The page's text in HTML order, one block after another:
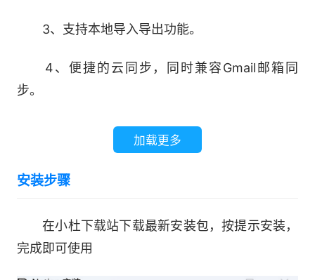
3、支持本地导入导出功能。
4、便捷的云同步，同时兼容Gmail邮箱同
步。
5、在笔记中添加提醒功能。
索。
7、提供了一种方便高效的录制方式，使用户
能够更快速地录制和使用多样化内容。
加载更多
安装步骤
在小杜下载站下载最新安装包，按提示安装，
完成即可使用